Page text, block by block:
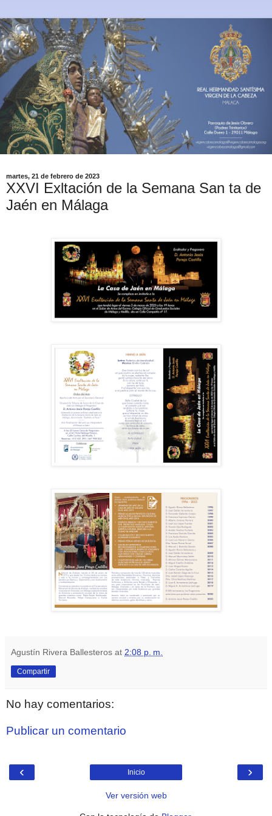
martes, 21 de febrero de 2023
XXVI Exltación de la Semana San ta de
Jaén en Málaga
Agustín Rivera Ballesteros at 2:08 p. m.
Compartir
No hay comentarios:
Publicar un comentario
‹ ›
Inicio
Ver versión web